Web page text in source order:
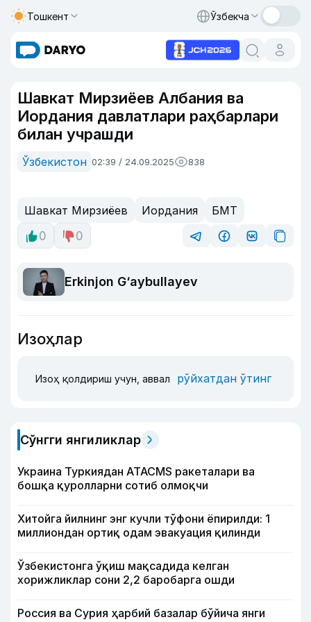
Тошкент Ўзбекча
Шавкат Мирзиёев Албания ва
Иордания давлатлари раҳбарлари
билан учрашди
Ўзбекистон 02:39 / 24.09.2025 838
Шавкат Мирзиёев Иордания
БМТ
0
0
Erkinjon G‘aybullayev
Изоҳлар
Изоҳ қолдириш учун, аввал рўйхатдан ўтинг
Сўнгги янгиликлар
Украина Туркиядан ATACMS ракеталари ва
бошқа қуролларни сотиб олмоқчи
Хитойга йилнинг энг кучли тўфони ёпирилди: 1
миллиондан ортиқ одам эвакуация қилинди
Ўзбекистонга ўқиш мақсадида келган
хорижликлар сони 2,2 баробарга ошди
Россия ва Сурия ҳарбий базалар бўйича янги